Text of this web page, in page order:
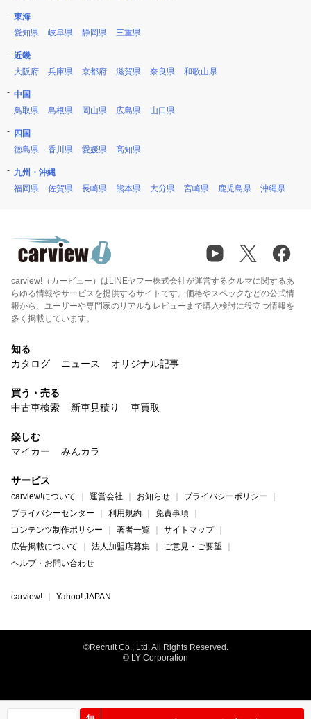
東海
愛知県
岐阜県 静岡県 三重県
近畿
大阪府
兵庫県 京都府 滋賀県 奈良県 和歌山県
中国
鳥取県
島根県 岡山県 広島県 山口県
四国
徳島県
香川県 愛媛県 高知県
九州・沖縄
福岡県
佐賀県 長崎県 熊本県 大分県 宮崎県 鹿児島県 沖縄県
carview!（カービュー）はLINEヤフー株式会社が運営するクルマに関するあ
らゆる情報やサービスを提供するサイトです。価格やスペックなどの公式情
報から、ユーザーや専門家のリアルなレビューまで購入検討に役立つ情報を
多く掲載しています。
知る
カタログ
ニュース オリジナル記事
買う・売る
中古車検索
新車見積り 車買取
楽しむ
マイカー
みんカラ
サービス
carview!について 運営会社 お知らせ
プライバシーポリシー
プライバシーセンター
利用規約
免責事項
コンテンツ制作ポリシー
著者一覧
サイトマップ
広告掲載について
法人加盟店募集
ご意見・ご要望
ヘルプ・お問い合わせ
carview! Yahoo! JAPAN
©Recruit Co., Ltd. All Rights Reserved.
© LY Corporation